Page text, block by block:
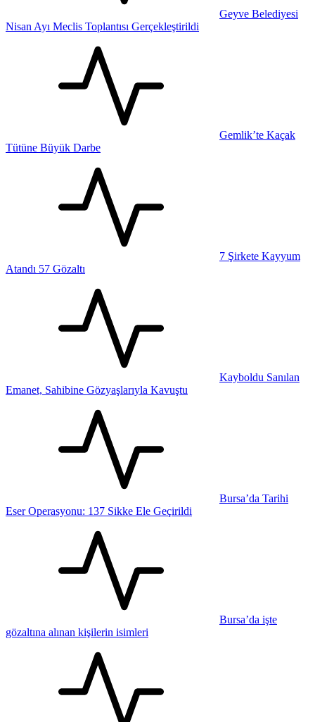
Geyve Belediyesi
Nisan Ayı Meclis Toplantısı Gerçekleştirildi
Gemlik’te Kaçak
Tütüne Büyük Darbe
7 Şirkete Kayyum
Atandı 57 Gözaltı
Kayboldu Sanılan
Emanet, Sahibine Gözyaşlarıyla Kavuştu
Bursa’da Tarihi
Eser Operasyonu: 137 Sikke Ele Geçirildi
Bursa’da işte
gözaltına alınan kişilerin isimleri